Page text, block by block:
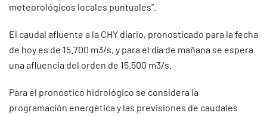
meteorológicos locales puntuales”.
El caudal afluente a la CHY diario, pronosticado para la fecha
de hoy es de 15.700 m3/s, y para el día de mañana se espera
una afluencia del orden de 15.500 m3/s.
Para el pronóstico hidrológico se considera la
programación energética y las previsiones de caudales